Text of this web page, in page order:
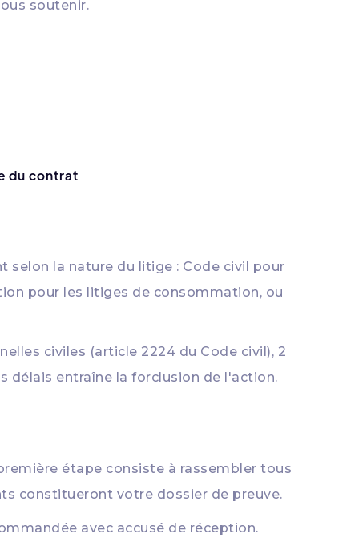
soutenir.
du contrat
la nature du litige : Code civil pour
pour les litiges de consommation, ou
civiles (article 2224 du Code civil), 2
délais entraîne la forclusion de l'action.
étape consiste à rassembler tous
constitueront votre dossier de preuve.
avec accusé de réception.